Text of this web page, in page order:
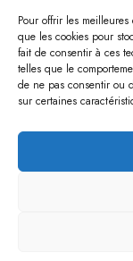
Pour offrir les
que les cookies pour
fait de consentir à ces
telles que le
de ne pas consentir ou
sur certaines
Politique de
RÉSEAUX SOCIAUX